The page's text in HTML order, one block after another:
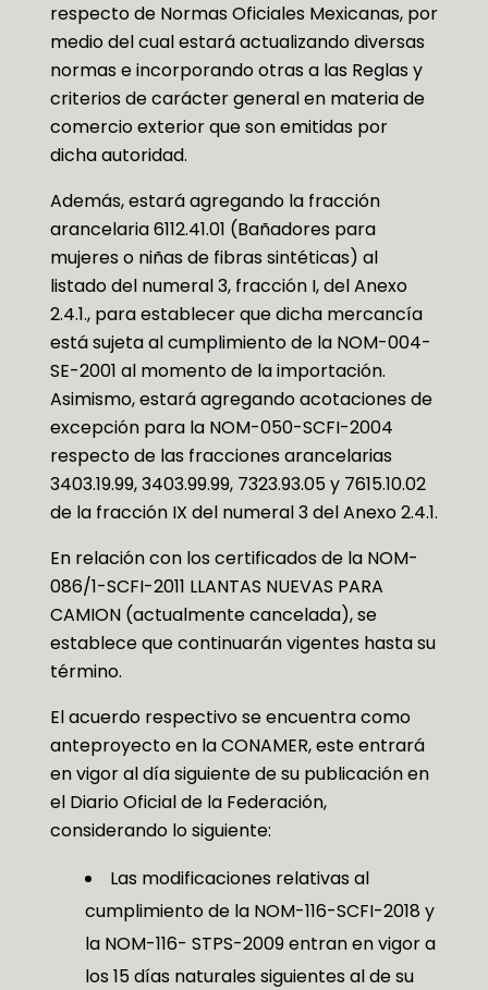
respecto de Normas Oficiales Mexicanas, por
medio del cual estará actualizando diversas
normas e incorporando otras a las Reglas y
criterios de carácter general en materia de
comercio exterior que son emitidas por
dicha autoridad.
Además, estará agregando la fracción
arancelaria 6112.41.01 (Bañadores para
mujeres o niñas de fibras sintéticas) al
listado del numeral 3, fracción I, del Anexo
2.4.1., para establecer que dicha mercancía
está sujeta al cumplimiento de la NOM-004-
SE-2001 al momento de la importación.
Asimismo, estará agregando acotaciones de
excepción para la NOM-050-SCFI-2004
respecto de las fracciones arancelarias
3403.19.99, 3403.99.99, 7323.93.05 y 7615.10.02
de la fracción IX del numeral 3 del Anexo 2.4.1.
En relación con los certificados de la NOM-
086/1-SCFI-2011 LLANTAS NUEVAS PARA
CAMION (actualmente cancelada), se
establece que continuarán vigentes hasta su
término.
El acuerdo respectivo se encuentra como
anteproyecto en la CONAMER, este entrará
en vigor al día siguiente de su publicación en
el Diario Oficial de la Federación,
considerando lo siguiente:
Las modificaciones relativas al
cumplimiento de la NOM-116-SCFI-2018 y
la NOM-116- STPS-2009 entran en vigor a
los 15 días naturales siguientes al de su